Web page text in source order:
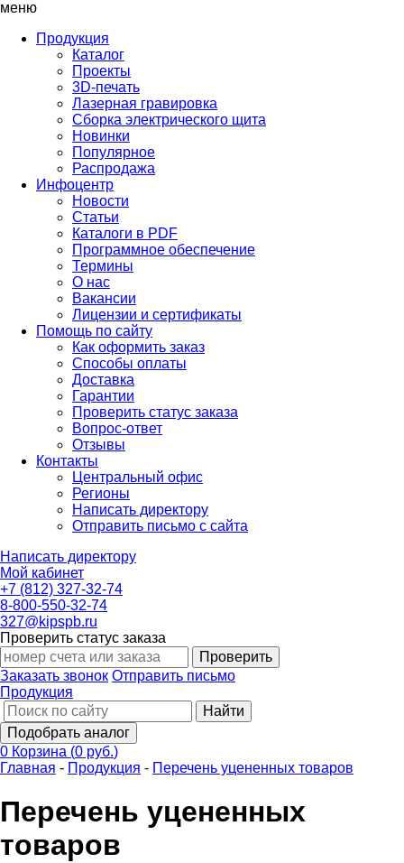
меню
Продукция
Каталог
Проекты
3D-печать
Лазерная гравировка
Сборка электрического щита
Новинки
Популярное
Распродажа
Инфоцентр
Новости
Статьи
Каталоги в PDF
Программное обеспечение
Термины
О нас
Вакансии
Лицензии и сертификаты
Помощь по сайту
Как оформить заказ
Способы оплаты
Доставка
Гарантии
Проверить статус заказа
Вопрос-ответ
Отзывы
Контакты
Центральный офис
Регионы
Написать директору
Отправить письмо с сайта
Написать директору
Мой кабинет
+7 (812) 327-32-74
8-800-550-32-74
327@kipspb.ru
Проверить статус заказа
Проверить
Заказать звонок Отправить письмо
Продукция
Найти
Подобрать аналог
0 Корзина (0 руб.)
Главная - Продукция - Перечень уцененных товаров
Перечень уцененных
товаров